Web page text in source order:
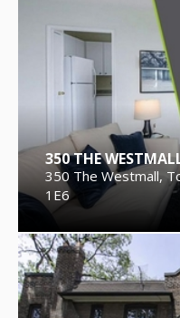
350 THE
350 The Westmall,
1E6